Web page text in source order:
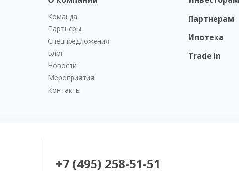
Команда
Партнеры
Спецпредложения
Блог
Новости
Мероприятия
Контакты
Партнерам
Ипотека
Trade In
+7 (495) 258-51-51